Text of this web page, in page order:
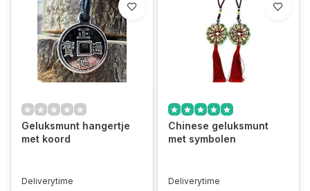
Geluksmunt hangertje
met koord
Deliverytime
Chinese geluksmunt
met symbolen
Deliverytime